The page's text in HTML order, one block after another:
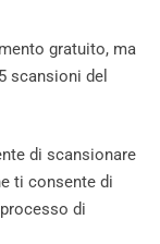
gratuito, ma
scansioni del
di scansionare
ti consente di
di